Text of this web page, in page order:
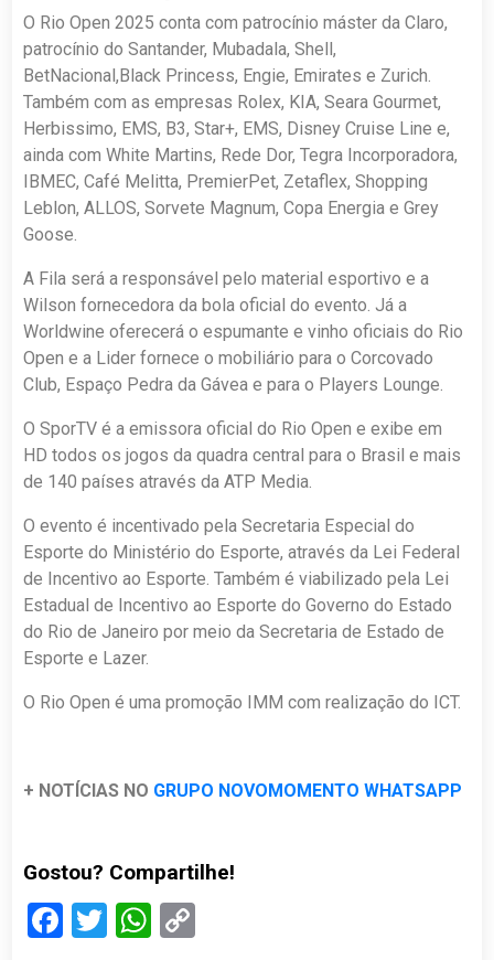
O Rio Open 2025 conta com patrocínio máster da Claro,
patrocínio do Santander, Mubadala, Shell,
BetNacional,Black Princess, Engie, Emirates e Zurich.
Também com as empresas Rolex, KIA, Seara Gourmet,
Herbissimo, EMS, B3, Star+, EMS, Disney Cruise Line e,
ainda com White Martins, Rede Dor, Tegra Incorporadora,
IBMEC, Café Melitta, PremierPet, Zetaflex, Shopping
Leblon, ALLOS, Sorvete Magnum, Copa Energia e Grey
Goose.
A Fila será a responsável pelo material esportivo e a
Wilson fornecedora da bola oficial do evento. Já a
Worldwine oferecerá o espumante e vinho oficiais do Rio
Open e a Lider fornece o mobiliário para o Corcovado
Club, Espaço Pedra da Gávea e para o Players Lounge.
O SporTV é a emissora oficial do Rio Open e exibe em
HD todos os jogos da quadra central para o Brasil e mais
de 140 países através da ATP Media.
O evento é incentivado pela Secretaria Especial do
Esporte do Ministério do Esporte, através da Lei Federal
de Incentivo ao Esporte. Também é viabilizado pela Lei
Estadual de Incentivo ao Esporte do Governo do Estado
do Rio de Janeiro por meio da Secretaria de Estado de
Esporte e Lazer.
O Rio Open é uma promoção IMM com realização do ICT.
+ NOTÍCIAS NO GRUPO NOVOMOMENTO WHATSAPP
Gostou? Compartilhe!
Facebook
TwitterWhatsApp